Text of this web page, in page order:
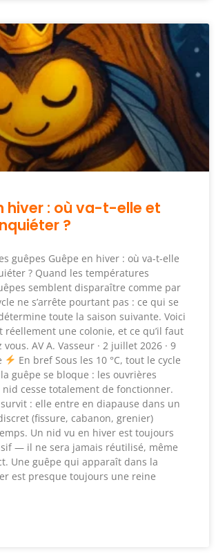
hiver : où va-t-elle et
?
guêpes Guêpe en hiver : où va-t-elle
? Quand les températures
semblent disparaître comme par
ne s’arrête pourtant pas : ce qui se
toute la saison suivante. Voici
réellement une colonie, et ce qu’il faut
AV A. Vasseur · 2 juillet 2026 · 9
En bref Sous les 10 °C, tout le cycle
guêpe se bloque : les ouvrières
cesse totalement de fonctionner.
: elle entre en diapause dans un
(fissure, cabanon, grenier)
Un nid vu en hiver est toujours
— il ne sera jamais réutilisé, même
Une guêpe qui apparaît dans la
est presque toujours une reine